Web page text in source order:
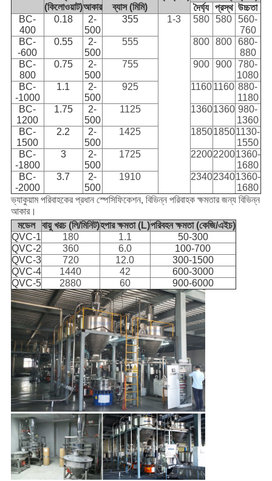
(কিলোওয়াট)আকার
ব্যাস (মিমি)
দৈর্ঘ্য প্রস্থ উচ্চতা
BC-
400
0.18
2-
500
355 1-3 580 580
560-
760
BC-
-600
0.55
2-
500
555 800 800
680-
880
BC-
800
0.75
2-
500
755 900 900
780-
1080
BC-
-1000
1.1
2-
500
925 11601160 880-
1180
BC-
1200
1.75
2-
500
1125 13601360 980-
1360
BC-
1500
2.2
2-
500
1425 185018501130-
1550
BC-
-1800
3
2-
500
1725 220022001360-
1680
BC-
-2000
3.7
2-
500
1910 234023401360-
1680
ভ্যাকুয়াম পরিবাহকের প্রধান স্পেসিফিকেশন, বিভিন্ন পরিবাহক ক্ষমতার জন্য বিভিন্ন
আকার।
মডেল
বায়ু খরচ (লি/মিনিট)হপার ক্ষমতা (L)পরিবহন ক্ষমতা (কেজি/এইচ)
QVC-1
180 1.1
50-300
QVC-2
360 6.0
100-700
QVC-3
720 12.0
300-1500
QVC-4
1440 42
600-3000
QVC-5
2880 60 900-6000